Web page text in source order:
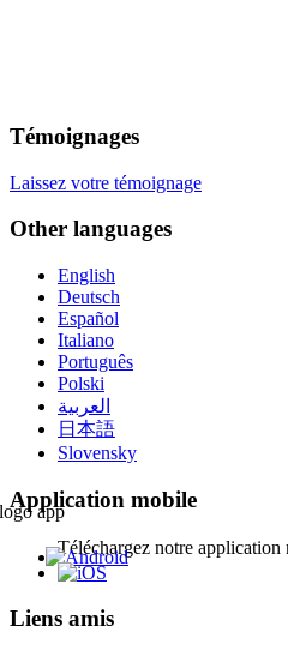
Témoignages
Laissez votre témoignage
Other languages
English
Deutsch
Español
Italiano
Português
Polski
العربية
日本語
Slovensky
Application mobile
Téléchargez notre
Liens amis